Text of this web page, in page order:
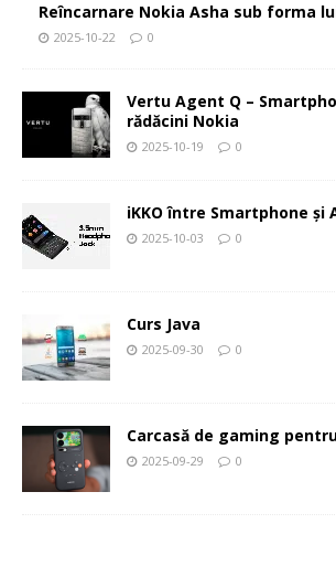
Reîncarnare Nokia Asha sub forma
2025-10-22 0
Vertu Agent Q –
rădăcini Nokia
2025-10-19 0
iKKO între Smartphone și
2025-10-03 0
Curs Java
2025-09-30 0
Carcasă de gaming
2025-09-29 0